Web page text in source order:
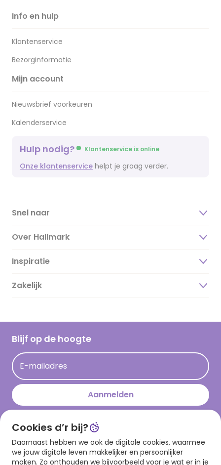
Info en hulp
Klantenservice
Bezorginformatie
Mijn account
Nieuwsbrief voorkeuren
Kalenderservice
Hulp nodig? Klantenservice is online
Onze klantenservice helpt je graag verder.
Snel naar
Over Hallmark
Over ons
Duurzaamheid
Hallmark Kaartclub
Acties
Persberichten
Hallmark en Kinderpostzegels
Inspiratie
Magazine
Cadeau inspiratie
Kaartinspiratie
Zakelijk
Blijf op de hoogte
E-mailadres
Aanmelden
Download onze app
Cookies d’r bij?
Daarnaast hebben we ook de digitale cookies, waarmee
we jouw digitale leven makkelijker en persoonlijker
maken. Zo onthouden we bijvoorbeeld voor je wat er in je